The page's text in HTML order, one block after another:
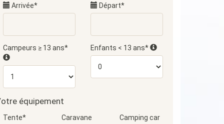
Arrivée* Départ*
Campeurs ≥ 13 ans* Enfants < 13 ans*
équipement
Tente* Caravane Camping car